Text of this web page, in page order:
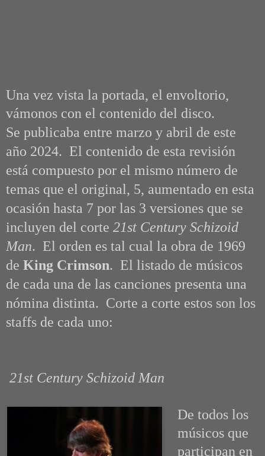
Una vez vista la portada, el envoltorio,
vámonos con el contenido del disco.
Se publicaba entre marzo y abril de este
año 2024. El contenido de esta revisión
está compuesto por el mismo número de
temas que el original, 5, aumentado en esta
ocasión hasta 7 por las 3 versiones que se
incluyen del corte 21st Century Schizoid
Man. El orden es tal cual la obra de 1969
de King Crimson. El listado de músicos
de cada una de las canciones presenta una
nómina distinta. Corte a corte estos son los
staffs de cada uno:
21st Century Schizoid Man
De todos los
músicos que
participan en